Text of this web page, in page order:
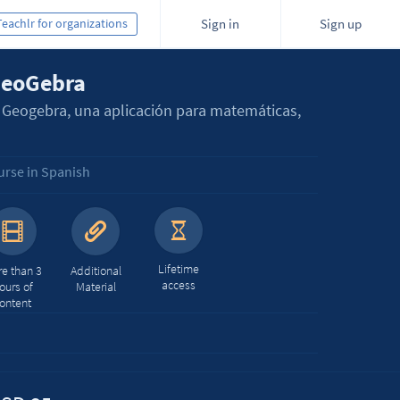
Sign in Sign up
for organizations
una aplicación para matemáticas,
in Spanish
than 3
of
Additional
Material
Lifetime
access